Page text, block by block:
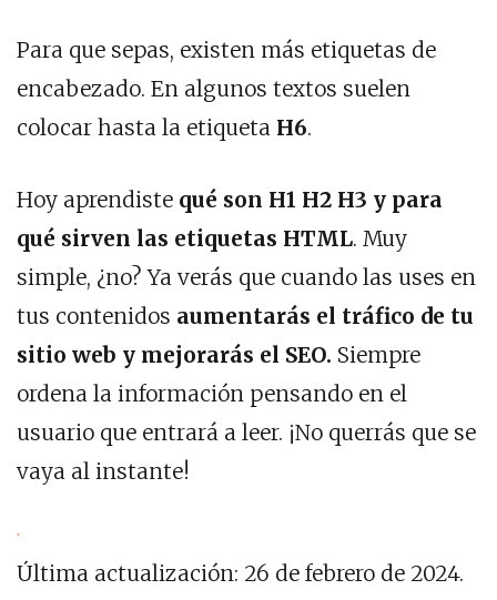
Para que sepas, existen más etiquetas de
encabezado. En algunos textos suelen
colocar hasta la etiqueta H6.
Hoy aprendiste qué son H1 H2 H3 y para
qué sirven las etiquetas HTML. Muy
simple, ¿no? Ya verás que cuando las uses en
tus contenidos aumentarás el tráfico de tu
sitio web y mejorarás el SEO. Siempre
ordena la información pensando en el
usuario que entrará a leer. ¡No querrás que se
vaya al instante!
.
Última actualización: 26 de febrero de 2024.